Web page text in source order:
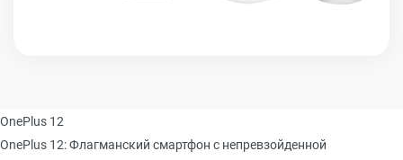
OnePlus 12
OnePlus 12: Флагманский смартфон с непревзойденной